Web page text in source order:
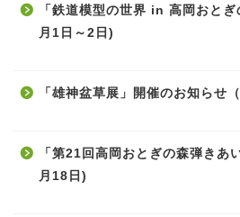
「鉄道模型の世界 in 高岡おと
月1日～2日)
「雄神盆草展」開催のお知らせ
「第21回高岡おとぎの森弾きあ
月18日)